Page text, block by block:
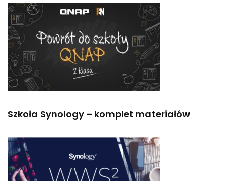
Szkoła Synology – komplet materiałów